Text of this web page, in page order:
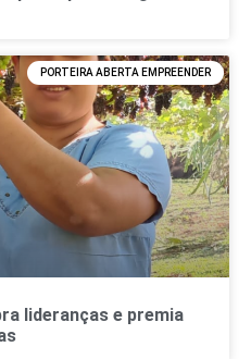
PORTEIRA ABERTA EMPREENDER
lideranças e premia